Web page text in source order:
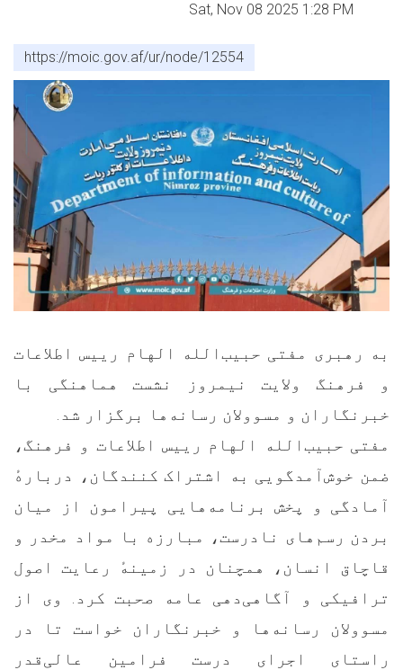
Sat, Nov 08 2025 1:28 PM
https://moic.gov.af/ur/node/12554
به رهبری مفتی حبیب‌الله الهام رییس اطلاعات
و فرهنگ ولایت نیمروز نشست هماهنگی با
خبرنگاران و مسوولان رسانه‌ها برگزار شد.
مفتی حبیب‌الله الهام رییس اطلاعات و فرهنگ،
ضمن خوش‌آمدگویی به اشتراک کنندگان، دربارهٔ
آمادگی و پخش برنامه‌هایی پیرامون از میان
بردن رسم‌های نادرست، مبارزه با مواد مخدر و
قاچاق انسان، همچنان در زمینهٔ رعایت اصول
ترافیکی و آگاهی‌دهی عامه صحبت کرد. وی از
مسوولان رسانه‌ها و خبرنگاران خواست تا در
راستای اجرای درست فرامین عالی‌قدر